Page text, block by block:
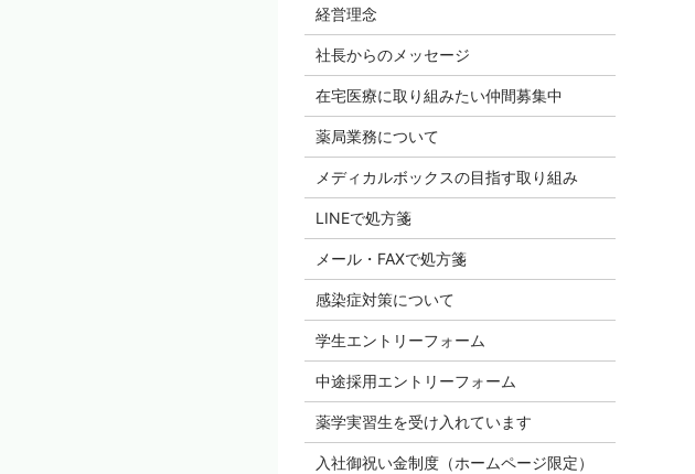
経営理念
社長からのメッセージ
在宅医療に取り組みたい仲間募集中
薬局業務について
メディカルボックスの目指す取り組み
LINEで処方箋
メール・FAXで処方箋
感染症対策について
学生エントリーフォーム
中途採用エントリーフォーム
薬学実習生を受け入れています
入社御祝い金制度（ホームページ限定）